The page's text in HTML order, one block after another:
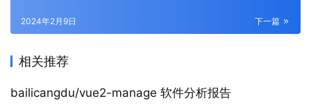
下一篇
2024年2月9日
相关推荐
bailicangdu/vue2-manage 软件分析报告